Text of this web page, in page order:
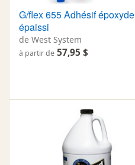
G/flex 655 Adhésif époxyde
épaissi
de West System
à partir de 57,95 $